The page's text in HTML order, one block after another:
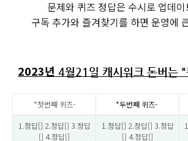
문제와 퀴즈 정답은 수시로 업데
구독 추가와 즐겨찾기를 하면 운영에
2023년 4월21일 캐시워크 돈버는
*첫번째 퀴즈- *두번째 퀴즈-
1.정답[] 2.정답[] 3.정답
[] 4.정답[]
1.정답[] 2.정답[] 3.정답
[] 4.정답[]